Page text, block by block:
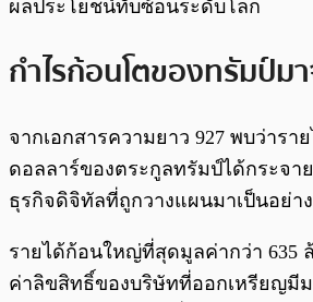
ผลประโยชน์ทับซ้อนระดับโลก
กำไรก้อนโตของทรัมป์ม
จากเอกสารความยาว 927 พบว่ารา
ดอลลาร์ของตระกูลทรัมป์ได้กระจา
ธุรกิจดิจิทัลที่ถูกวางแผนมาเป็นอย่า
รายได้ก้อนใหญ่ที่สุดมูลค่ากว่า 635
ค่าลิขสิทธิ์ของบริษัทที่ออกเหรียญมีม